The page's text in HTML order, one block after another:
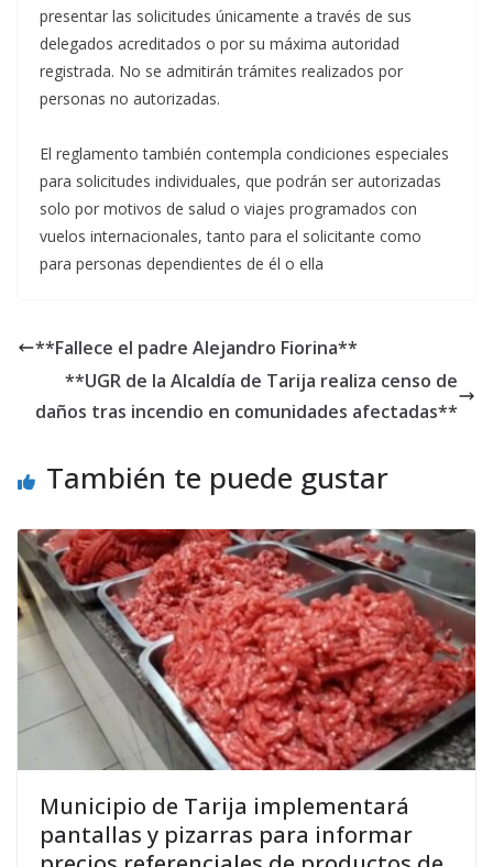
presentar las solicitudes únicamente a través de sus
delegados acreditados o por su máxima autoridad
registrada. No se admitirán trámites realizados por
personas no autorizadas.
El reglamento también contempla condiciones especiales
para solicitudes individuales, que podrán ser autorizadas
solo por motivos de salud o viajes programados con
vuelos internacionales, tanto para el solicitante como
para personas dependientes de él o ella
**Fallece el padre Alejandro Fiorina**
**UGR de la Alcaldía de Tarija realiza censo de
daños tras incendio en comunidades afectadas**
También te puede gustar
Municipio de Tarija implementará
pantallas y pizarras para informar